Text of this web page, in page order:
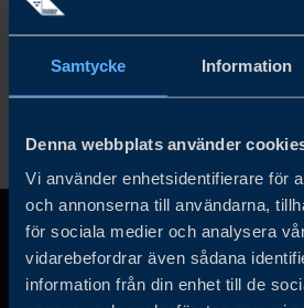
Samtycke Information
Denna webbplats använder
Vi använder enhetsidentifierare för
och annonserna till användarna,
för sociala medier och analysera
vidarebefordrar även sådana
information från din enhet till de
Rensa alla filter